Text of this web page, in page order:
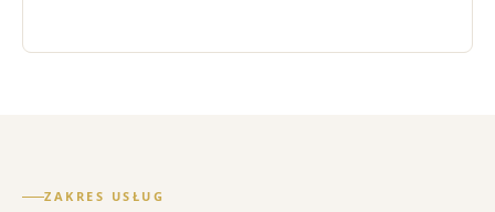
ZAKRES USŁUG